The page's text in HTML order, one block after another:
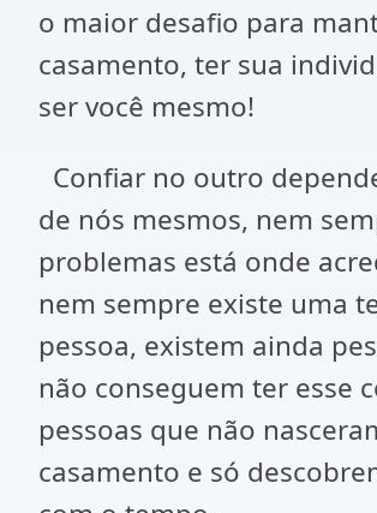
o maior desafio para
casamento, ter sua
ser você mesmo!
Confiar no outro
de nós mesmos, nem
problemas está onde
nem sempre existe uma
pessoa, existem ainda
não conseguem ter esse
pessoas que não
casamento e só